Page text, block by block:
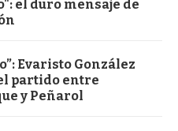
el duro mensaje de
Evaristo González
partido entre
y Peñarol